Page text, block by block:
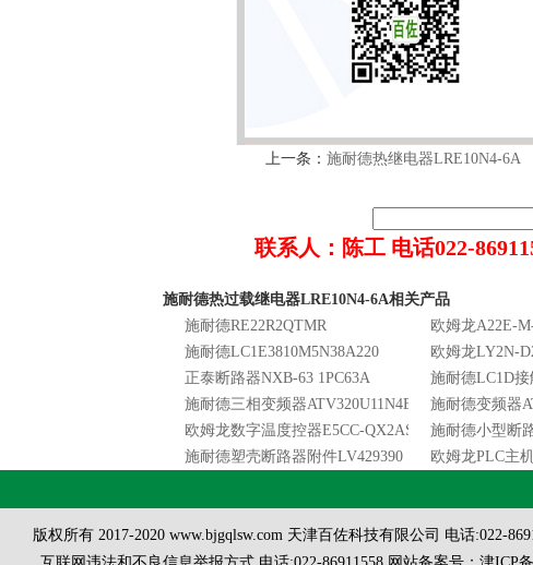
上一条：施耐德热继电器LRE10N4-6A
联系人：陈工 电话022-
施耐德热过载继电器LRE10N4-6A相关产品
施耐德RE22R2QTMR
欧姆龙A22E-
施耐德LC1E3810M5N38A220
欧姆龙LY2N-
正泰断路器NXB-63 1PC63A
施耐德LC1D
施耐德三相变频器ATV320U11N4B
施耐德变频器
欧姆龙数字温度控器E5CC-QX2ASM800施耐德小型断
施耐德塑壳断路器附件LV429390
欧姆龙PLC主
版权所有 2017-2020 www.bjgqlsw.com 天津百佐科技有限公司 电话:022-